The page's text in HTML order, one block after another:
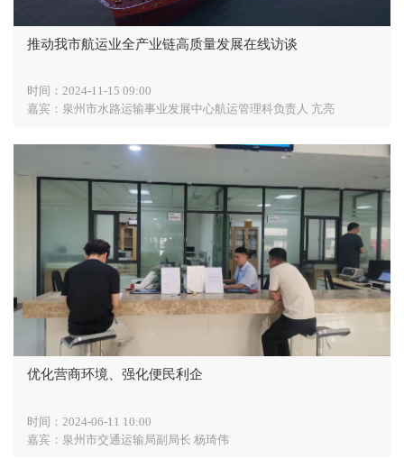
推动我市航运业全产业链高质量发展在线访谈
时间：2024-11-15 09:00
嘉宾： 泉州市水路运输事业发展中心航运管理科负责人 亢亮
优化营商环境、强化便民利企
时间： 2024-06-11 10:00
嘉宾： 泉州市交通运输局副局长 杨琦伟